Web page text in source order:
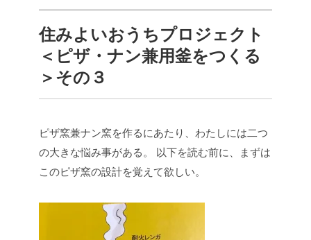
住みよいおうちプロジェクト
＜ピザ・ナン兼用釜をつくる
＞その３
ピザ窯兼ナン窯を作るにあたり、わたしには二つ
の大きな悩み事がある。
以下を読む前に、まずは
このピザ窯の設計を覚えて欲しい。